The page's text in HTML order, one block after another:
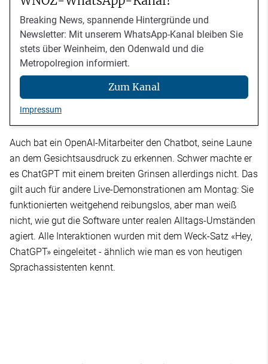
Breaking News, spannende Hintergründe und
Newsletter: Mit unserem WhatsApp-Kanal bleiben Sie
stets über Weinheim, den Odenwald und die
Metropolregion informiert.
Zum Kanal
Impressum
Auch bat ein OpenAI-Mitarbeiter den Chatbot, seine Laune
an dem Gesichtsausdruck zu erkennen. Schwer machte er
es ChatGPT mit einem breiten Grinsen allerdings nicht. Das
gilt auch für andere Live-Demonstrationen am Montag: Sie
funktionierten weitgehend reibungslos, aber man weiß
nicht, wie gut die Software unter realen Alltags-Umständen
agiert. Alle Interaktionen wurden mit dem Weck-Satz «Hey,
ChatGPT» eingeleitet - ähnlich wie man es von heutigen
Sprachassistenten kennt.